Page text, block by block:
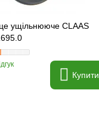
ущільнююче CLAAS
Купити